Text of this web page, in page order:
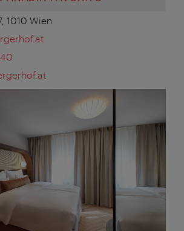
1010 Wien